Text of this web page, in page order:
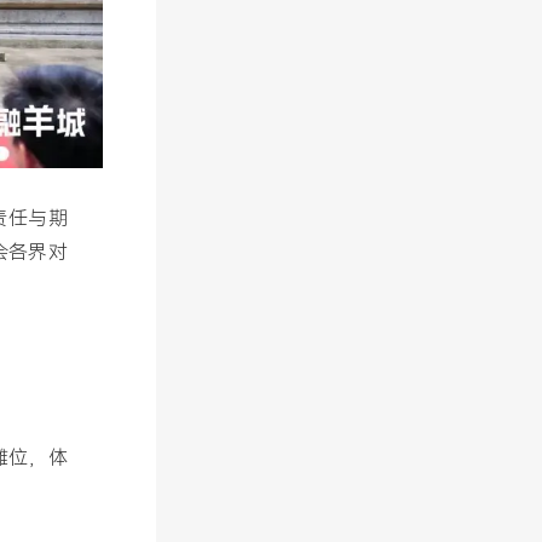
任与期
各界对
位，体